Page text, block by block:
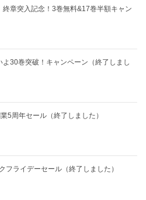
終章突入記念！3巻無料&17巻半額キャン
よ30巻突破！キャンペーン（終了しまし
5周年セール（終了しました）
フライデーセール（終了しました）